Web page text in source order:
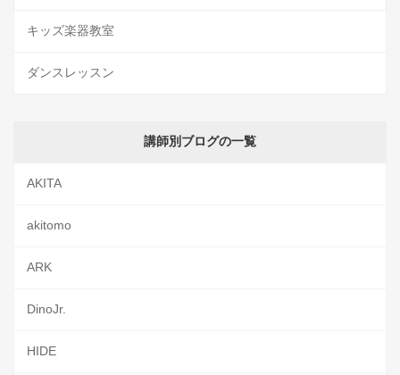
キッズ楽器教室
ダンスレッスン
講師別ブログの一覧
AKITA
akitomo
ARK
DinoJr.
HIDE